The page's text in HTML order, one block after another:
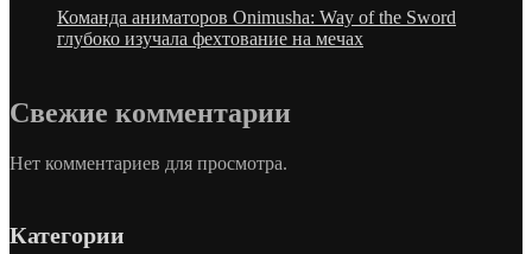
Команда аниматоров Onimusha: Way of the Sword
глубоко изучала фехтование на мечах
Свежие комментарии
Нет комментариев для просмотра.
Категории